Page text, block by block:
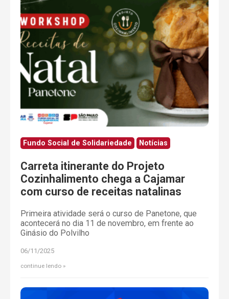
Fundo Social de Solidariedade Notícias
Carreta itinerante do Projeto
Cozinhalimento chega a Cajamar
com curso de receitas natalinas
Primeira atividade será o curso de Panetone, que
acontecerá no dia 11 de novembro, em frente ao
Ginásio do Polvilho
06/11/2025
continue lendo